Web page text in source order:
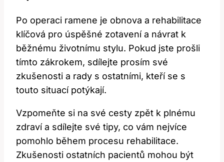
Po operaci ramene je obnova a rehabilitace
klíčová pro úspěšné zotavení a návrat k
běžnému životnímu stylu. Pokud jste prošli
tímto zákrokem, sdílejte prosím své
zkušenosti a rady s ostatními, kteří se s
touto situací potýkají.
Vzpomeňte si na své cesty zpět k plnému
zdraví a sdílejte své tipy, co vám nejvíce
pomohlo během procesu rehabilitace.
Zkušenosti ostatních pacientů mohou být